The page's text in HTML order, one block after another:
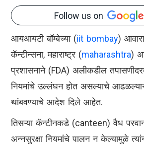
Follow us on
आयआयटी बॉम्बेच्या (iit bombay)
कॅन्टीन्सना, महाराष्ट्र (maharashtra)
प्रशासनाने (FDA) अलीकडील
नियमांचे उल्लंघन होत असल्याचे
थांबवण्याचे आदेश दिले आहेत.
तिसऱ्या कॅन्टीनकडे (canteen) वैध
अन्नसुरक्षा नियमांचे पालन न केल्यामुळे